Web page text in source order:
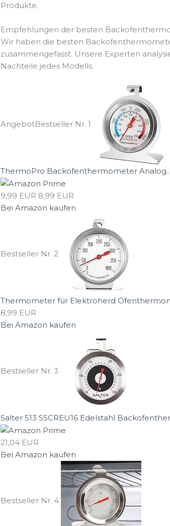
Produkte.
Empfehlungen der besten
Wir haben die besten
zusammengefasst. Unsere Experten
Nachteile jedes Modells.
AngebotBestseller Nr. 1
ThermoPro Backofenthermometer Analog...
9,99 EUR 8,99 EUR
Bei Amazon kaufen
Bestseller Nr. 2
Thermometer für Elektroherd
8,99 EUR
Bei Amazon kaufen
Bestseller Nr. 3
Salter 513 SSCREU16 Edelstahl
21,04 EUR
Bei Amazon kaufen
Bestseller Nr. 4